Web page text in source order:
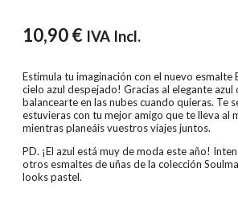
10,90€ IVA Incl.
Estimula tu imaginación con el nuevo esmalte
cielo azul despejado! Gracias al elegante azul
balancearte en las nubes cuando quieras. Te
estuvieras con tu mejor amigo que te lleva al
mientras planeáis vuestros viajes juntos.
PD. ¡El azul está muy de moda este año!
otros esmaltes de uñas de la colección
looks pastel.